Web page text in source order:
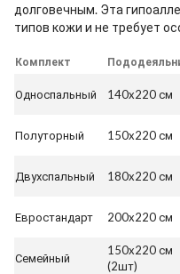
долговечным. Эта
типов кожи и не требует
Комплект
Односпальный 140x220 см
Полуторный 150x220 см
Двухспальный 180x220 см
Евростандарт 200x220 см
Семейный
150x220 см
(2шт)